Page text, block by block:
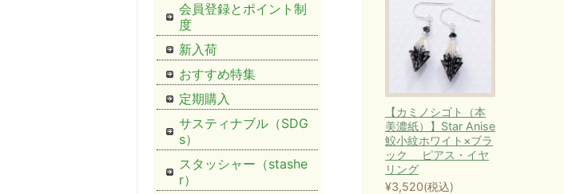
【カミノシゴト（本
美濃紙）】Star Anise
鮫小紋ホワイト×ブラ
ック ピアス・イヤ
リング
¥3,520(税込)
会員登録とポイント制
度
新入荷
おすすめ特集
定期購入
サスティナブル（SDG
s）
スタッシャー（stashe
r）